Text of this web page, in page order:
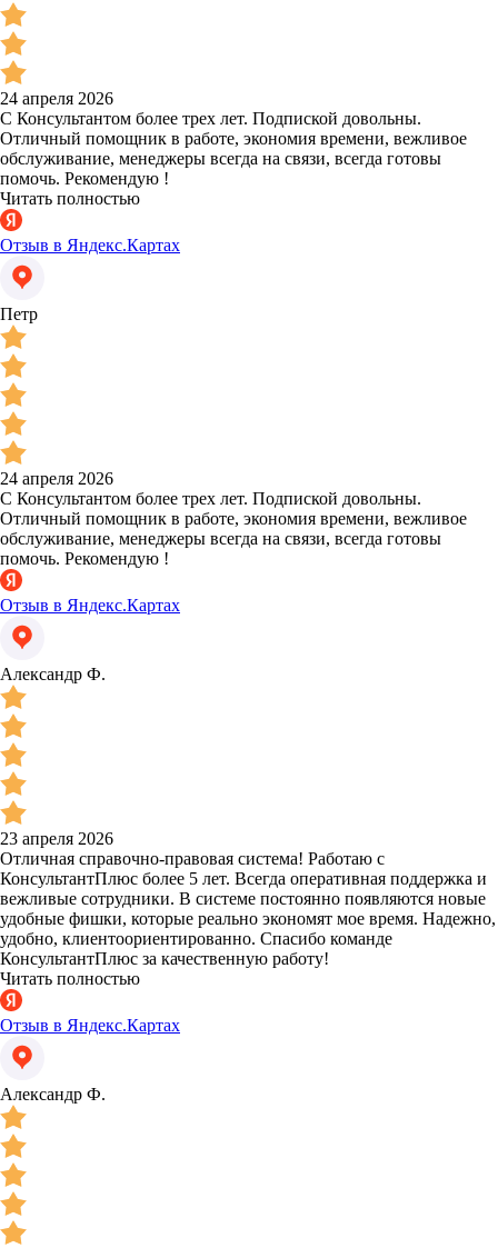
24 апреля 2026
С Консультантом более трех лет. Подпиской довольны.
Отличный помощник в работе, экономия времени, вежливое
обслуживание, менеджеры всегда на связи, всегда готовы
помочь. Рекомендую !
Читать полностью
Отзыв в Яндекс.Картах
Петр
24 апреля 2026
С Консультантом более трех лет. Подпиской довольны.
Отличный помощник в работе, экономия времени, вежливое
обслуживание, менеджеры всегда на связи, всегда готовы
помочь. Рекомендую !
Отзыв в Яндекс.Картах
Александр Ф.
23 апреля 2026
Отличная справочно-правовая система! Работаю с
КонсультантПлюс более 5 лет. Всегда оперативная поддержка и
вежливые сотрудники. В системе постоянно появляются новые
удобные фишки, которые реально экономят мое время. Надежно,
удобно, клиентоориентированно. Спасибо команде
КонсультантПлюс за качественную работу!
Читать полностью
Отзыв в Яндекс.Картах
Александр Ф.